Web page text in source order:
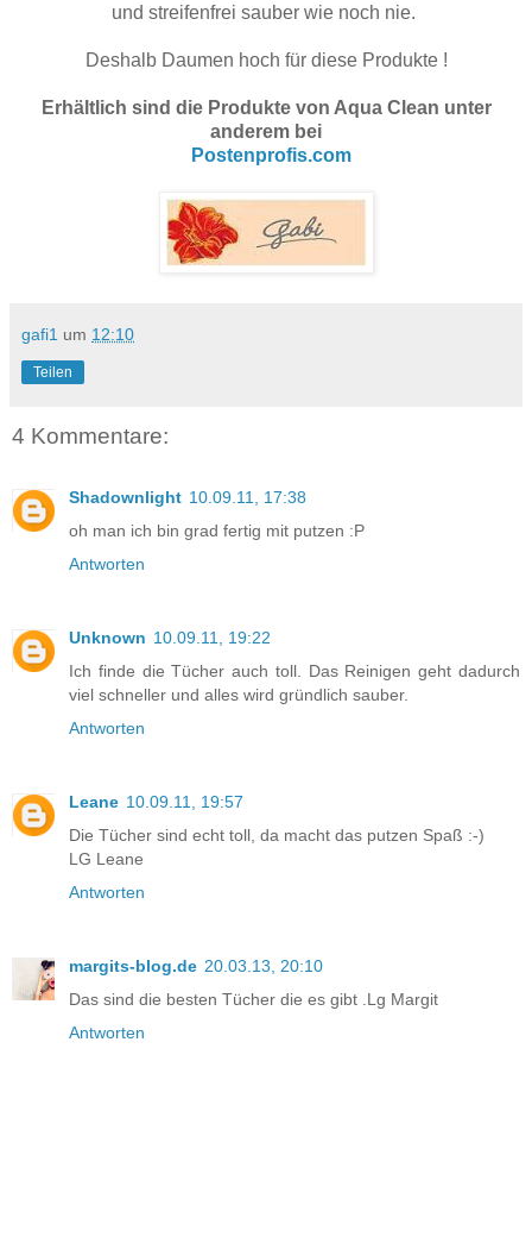
und streifenfrei sauber wie noch nie.
Deshalb Daumen hoch für diese Produkte !
Erhältlich sind die Produkte von Aqua Clean unter
anderem bei
Postenprofis.com
gafi1 um 12:10
Teilen
4 Kommentare:
Shadownlight 10.09.11, 17:38
oh man ich bin grad fertig mit putzen :P
Antworten
Unknown 10.09.11, 19:22
Ich finde die Tücher auch toll. Das Reinigen geht dadurch
viel schneller und alles wird gründlich sauber.
Antworten
Leane 10.09.11, 19:57
Die Tücher sind echt toll, da macht das putzen Spaß :-)
LG Leane
Antworten
margits-blog.de 20.03.13, 20:10
Das sind die besten Tücher die es gibt .Lg Margit
Antworten